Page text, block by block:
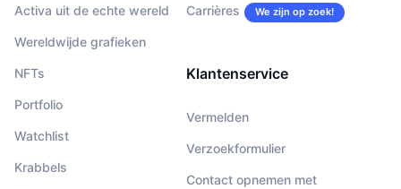
Activa uit de echte wereld
Wereldwijde grafieken
NFTs
Portfolio
Watchlist
Krabbels
Carrières We zijn op zoek!
Klantenservice
Vermelden
Verzoekformulier
Contact opnemen met